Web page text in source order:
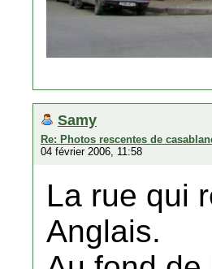
Samy
Re: Photos rescentes de
04 février 2006, 11:58
La rue qui
Anglais.